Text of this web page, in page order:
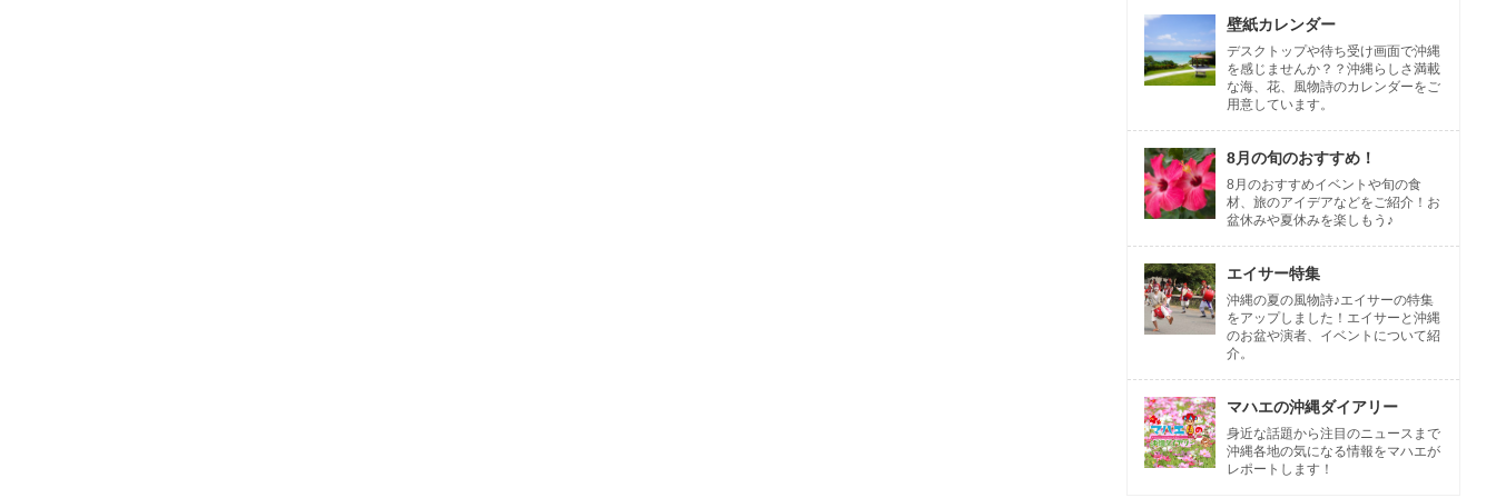
壁紙カレンダー
デスクトップや待ち受け画面で沖縄
を感じませんか？？沖縄らしさ満載
な海、花、風物詩のカレンダーをご
用意しています。
8月の旬のおすすめ！
8月のおすすめイベントや旬の食
材、旅のアイデアなどをご紹介！お
盆休みや夏休みを楽しもう♪
エイサー特集
沖縄の夏の風物詩♪エイサーの特集
をアップしました！エイサーと沖縄
のお盆や演者、イベントについて紹
介。
マハエの沖縄ダイアリー
身近な話題から注目のニュースまで
沖縄各地の気になる情報をマハエが
レポートします！